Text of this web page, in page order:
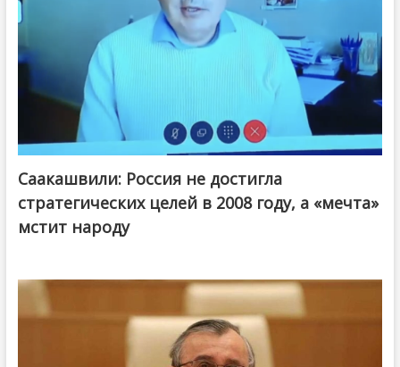
Саакашвили: Россия не достигла
стратегических целей в 2008 году, а «мечта»
мстит народу